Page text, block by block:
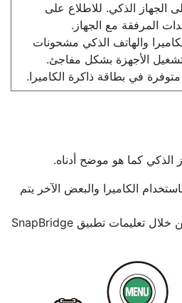
الجهاز الذكي. للاطلاع على
المرفقة مع الجهاز.
والهاتف الذكي مشحونات
الأجهزة بشكل مفاجئ.
في بطاقة ذاكرة الكاميرا.
الذكي كما هو موضح أدناه.
الكاميرا والبعض الآخر يتم
تتوفر إرشادات إضافية من خلال تعليمات تطبيق SnapBridge